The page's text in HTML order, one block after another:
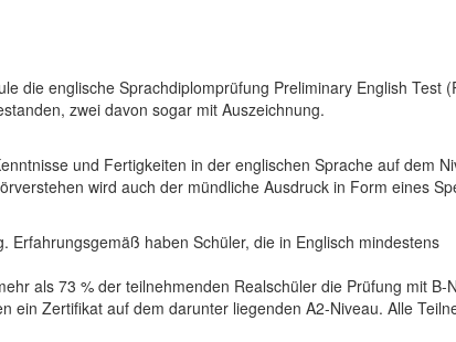
die englische Sprachdiplomprüfung Preliminary English Test
zwei davon sogar mit Auszeichnung.
und Fertigkeiten in der englischen Sprache auf dem
wird auch der mündliche Ausdruck in Form eines
Erfahrungsgemäß haben Schüler, die in Englisch mindestens
als 73 % der teilnehmenden Realschüler die Prüfung mit
Zertifikat auf dem darunter liegenden A2-Niveau. Alle